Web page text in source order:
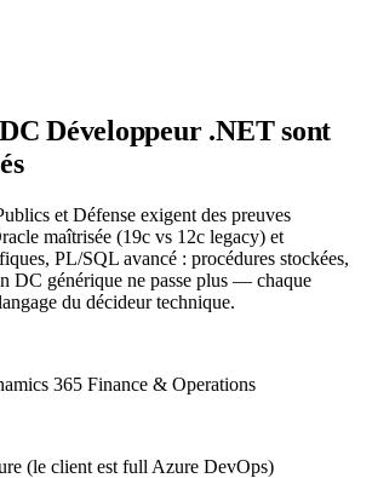
Développeur .NETsont
et Défense exigent des preuves
maîtrisée (19c vs 12c legacy) et
PL/SQL avancé : procédures stockées,
DC générique ne passe plus — chaque
du décideur technique.
365 Finance & Operations
(le client est full Azure DevOps)